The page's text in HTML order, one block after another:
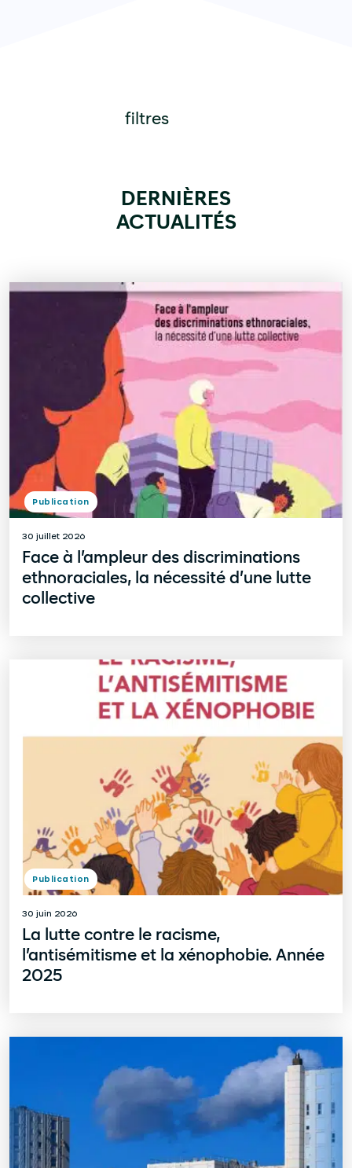
filtres
DERNIÈRES
ACTUALITÉS
30 juillet 2026
Face à l’ampleur des discriminations
ethnoraciales, la nécessité d’une lutte
collective
Publication
30 juin 2026
La lutte contre le racisme,
l’antisémitisme et la xénophobie. Année
2025
Publication